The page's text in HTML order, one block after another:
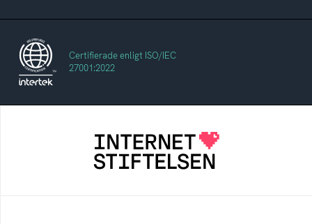
Certifierade enligt ISO/IEC
27001:2022
Internetstiftelsen verkar för ett internet som
bidrar positivt till människan och samhället